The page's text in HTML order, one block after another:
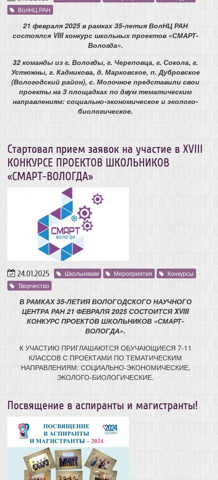
ВолНЦ РАН
21 февраля 2025 в рамках 35-летия ВолНЦ РАН
состоялся VIII конкурс школьных проектов «СМАРТ-
Вологда».
32 команды из г. Вологды, г. Череповца, г. Сокола, г.
Устюжны, г. Кадникова, д. Марковское, п. Дубровское
(Вологодский район), с. Молочное представили свои
проекты на 3 площадках по двум тематическим
направлениям: социально-экономическое и эколого-
биологическое.
Стартовал прием заявок на участие в XVIII
КОНКУРСЕ ПРОЕКТОВ ШКОЛЬНИКОВ
«СМАРТ-ВОЛОГДА»
24.01.2025 Школьникам Мероприятия
Конкурсы
Творчество
В РАМКАХ 35-ЛЕТИЯ ВОЛОГОДСКОГО НАУЧНОГО
ЦЕНТРА РАН 21 ФЕВРАЛЯ 2025 СОСТОИТСЯ XVIII
КОНКУРС ПРОЕКТОВ ШКОЛЬНИКОВ «СМАРТ-
ВОЛОГДА».
К УЧАСТИЮ ПРИГЛАШАЮТСЯ ОБУЧАЮЩИЕСЯ 7-11
КЛАССОВ С ПРОЕКТАМИ ПО ТЕМАТИЧЕСКИМ
НАПРАВЛЕНИЯМ: СОЦИАЛЬНО-ЭКОНОМИЧЕСКИЕ,
ЭКОЛОГО-БИОЛОГИЧЕСКИЕ.
Посвящение в аспиранты и магистранты!